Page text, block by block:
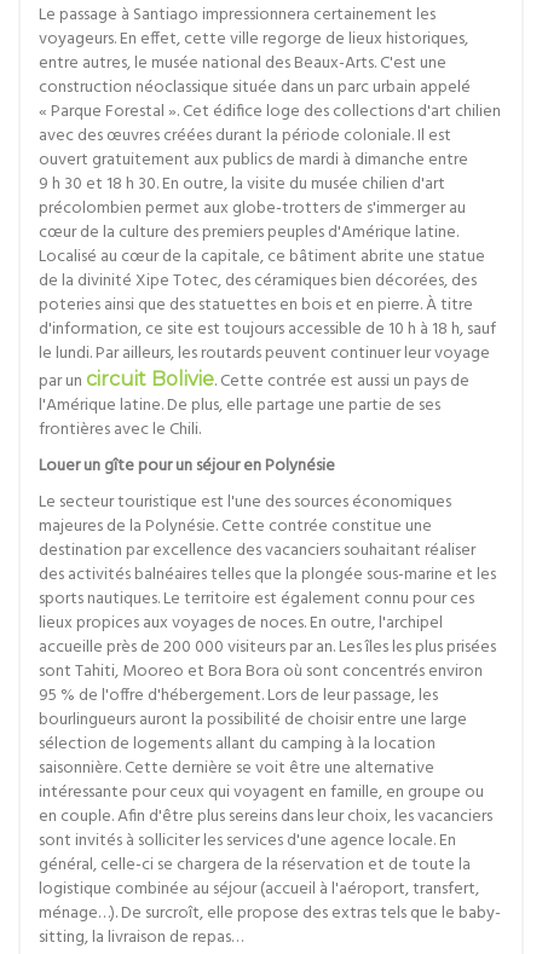
Le passage à Santiago impressionnera certainement les
voyageurs. En effet, cette ville regorge de lieux historiques,
entre autres, le musée national des Beaux-Arts. C'est une
construction néoclassique située dans un parc urbain appelé
« Parque Forestal ». Cet édifice loge des collections d'art chilien
avec des œuvres créées durant la période coloniale. Il est
ouvert gratuitement aux publics de mardi à dimanche entre
9 h 30 et 18 h 30. En outre, la visite du musée chilien d'art
précolombien permet aux globe-trotters de s'immerger au
cœur de la culture des premiers peuples d'Amérique latine.
Localisé au cœur de la capitale, ce bâtiment abrite une statue
de la divinité Xipe Totec, des céramiques bien décorées, des
poteries ainsi que des statuettes en bois et en pierre. À titre
d'information, ce site est toujours accessible de 10 h à 18 h, sauf
le lundi. Par ailleurs, les routards peuvent continuer leur voyage
par un circuit Bolivie. Cette contrée est aussi un pays de
l'Amérique latine. De plus, elle partage une partie de ses
frontières avec le Chili.
Louer un gîte pour un séjour en Polynésie
Le secteur touristique est l'une des sources économiques
majeures de la Polynésie. Cette contrée constitue une
destination par excellence des vacanciers souhaitant réaliser
des activités balnéaires telles que la plongée sous-marine et les
sports nautiques. Le territoire est également connu pour ces
lieux propices aux voyages de noces. En outre, l'archipel
accueille près de 200 000 visiteurs par an. Les îles les plus prisées
sont Tahiti, Mooreo et Bora Bora où sont concentrés environ
95 % de l'offre d'hébergement. Lors de leur passage, les
bourlingueurs auront la possibilité de choisir entre une large
sélection de logements allant du camping à la location
saisonnière. Cette dernière se voit être une alternative
intéressante pour ceux qui voyagent en famille, en groupe ou
en couple. Afin d'être plus sereins dans leur choix, les vacanciers
sont invités à solliciter les services d'une agence locale. En
général, celle-ci se chargera de la réservation et de toute la
logistique combinée au séjour (accueil à l'aéroport, transfert,
ménage…). De surcroît, elle propose des extras tels que le baby-
sitting, la livraison de repas…